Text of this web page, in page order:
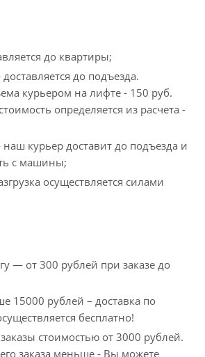
до квартиры;
до подъезда.
курьером на лифте - 150 руб.
определяется из расчета -
курьер доставит до подъезда и
с машины;
осуществляется силами
— от 300 рублей при заказе до
15000 рублей – доставка по
бесплатно!
стоимостью от 3000 рублей.
заказа меньше - Вы можете